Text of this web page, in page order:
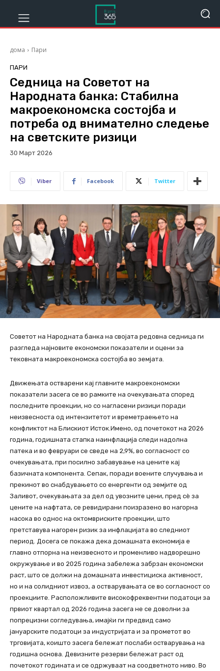
дома Пари
ПАРИ
Седница на Советот на
Народната банка: Стабилна
макроекономска состојба и
потреба од внимателно следење
на светските ризици
30 Март 2026
Viber Facebook Twitter
Советот на Народната банка на својата редовна седница ги
разгледа најновите економски показатели и оцени за
тековната макроекономска состојба во земјата.
Движењата остварени кај главните макроекономски
показатели засега се во рамките на очекувањата според
последните проекции, но со нагласени ризици поради
неизвесноста од интензитетот и времетраењето на
конфликтот на Блискиот Исток.Имено, од почетокот на 2026
година, годишната стапка наинфлација следи надолна
патека и во февруари се сведе на 2,9%, во согласност со
очекувањата, при посилно забавување на цените кај
базичната компонента. Сепак, поради воените случувања и
прекинот во снабдувањето со енергенти од земјите од
Заливот, очекувањата за дел од увозните цени, пред сѐ за
цените на нафтата, се ревидирани поизразено во нагорна
насока во однос на октомвриските проекции, што
претставува нагорен ризик за инфлацијата во следниот
период. Досега се покажа дека домашната економија е
главно отпорна на неизвесното и променливо надворешно
окружување и во 2025 година забележа забрзан економски
раст, што се должи на домашната инвестициска активност,
но и на солидниот извоз, а остварувањата се во согласност со
проекциите. Расположливите високофреквентни податоци за
првиот квартал од 2026 година засега не се доволни за
попрецизни согледувања, имајќи ги предвид само
јануарските податоци за индустријата и за прометот во
трговијата, коишто засега бележат послаби остварувања на
годишна основа. Девизните резерви бележат раст од
почетокот годината и се одржуваат на соодветното ниво. Во